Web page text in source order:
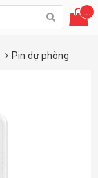
...
Pin dự phòng